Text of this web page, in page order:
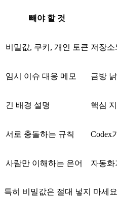
빼야 할 것
비밀값, 쿠키, 개인 토큰 저장소
임시 이슈 대응 메모 금방
긴 배경 설명 핵심
서로 충돌하는 규칙 Codex
사람만 이해하는 은어 자동화
특히 비밀값은 절대 넣지 마세